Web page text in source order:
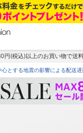
円(税込)以上のお買い物で送
心とする地震の影響による配送